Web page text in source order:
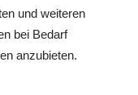
und weiteren
bei Bedarf
anzubieten.